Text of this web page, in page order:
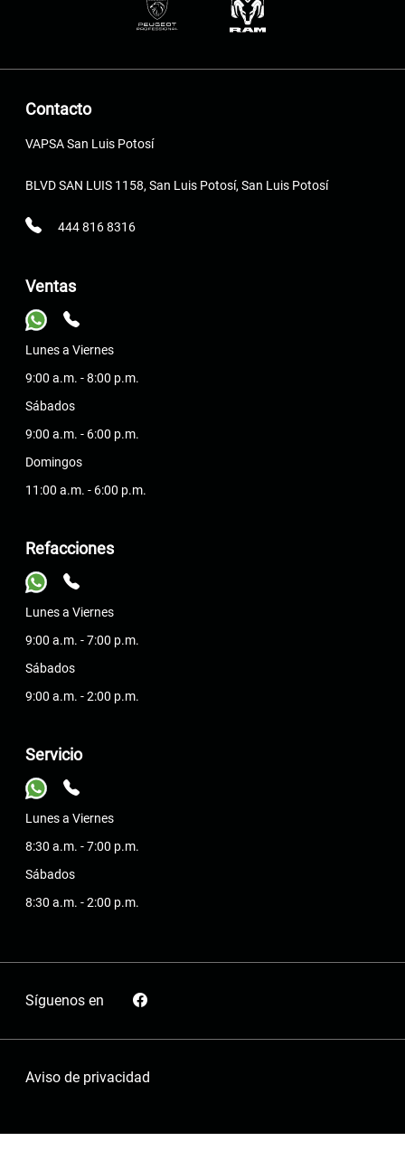
Contacto
VAPSA San Luis Potosí
BLVD SAN LUIS 1158, San Luis Potosí, San Luis Potosí
444 816 8316
Ventas
Lunes a Viernes
9:00 a.m. - 8:00 p.m.
Sábados
9:00 a.m. - 6:00 p.m.
Domingos
11:00 a.m. - 6:00 p.m.
Refacciones
Lunes a Viernes
9:00 a.m. - 7:00 p.m.
Sábados
9:00 a.m. - 2:00 p.m.
Servicio
Lunes a Viernes
8:30 a.m. - 7:00 p.m.
Sábados
8:30 a.m. - 2:00 p.m.
Síguenos en
Aviso de privacidad